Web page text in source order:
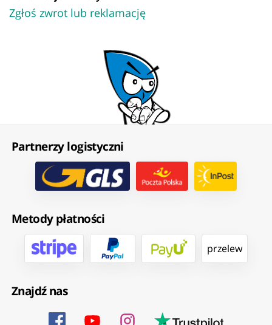
Zgłoś zwrot lub reklamację
Partnerzy logistyczni
Metody płatności
przelew
Znajdź nas